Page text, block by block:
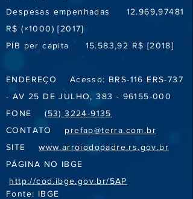
Despesas empenhadas 12.969,97481
R$ (×1000) [2017]
PIB per capita 15.583,92 R$ [2018]
ENDEREÇO Acesso: BRS-116 ERS-737
- AV 25 DE JULHO,383 - 96155-000
FONE(53) 3224-9135
CONTATO prefap@terra.com.br
SITEwww.arroiodopadre.rs.gov.br
PÁGINA NO IBGE
http://cod.ibge.gov.br/5AP
Fonte: IBGE